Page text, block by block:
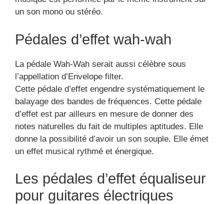
un son mono ou stéréo.
Pédales d’effet wah-wah
La pédale Wah-Wah serait aussi célèbre sous
l’appellation d’Envelope filter.
Cette pédale d’effet engendre systématiquement le
balayage des bandes de fréquences. Cette pédale
d’effet est par ailleurs en mesure de donner des
notes naturelles du fait de multiples aptitudes. Elle
donne la possibilité d’avoir un son souple. Elle émet
un effet musical rythmé et énergique.
Les pédales d’effet équaliseur
pour guitares électriques